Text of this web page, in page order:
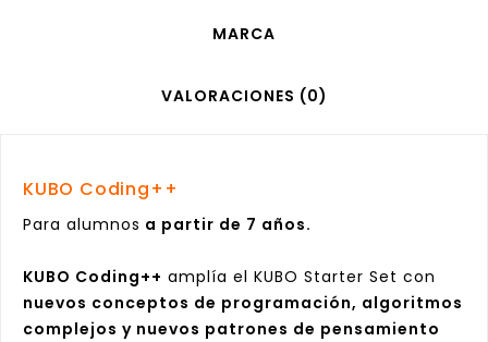
MARCA
VALORACIONES (0)
KUBO Coding++
Para alumnos a partir de 7 años.
KUBO Coding++ amplía el KUBO Starter Set con
nuevos conceptos de programación, algoritmos
complejos y nuevos patrones de pensamiento